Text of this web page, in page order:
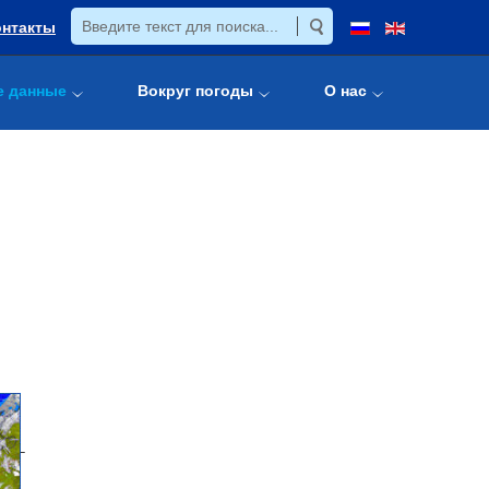
данные Вокруг погоды О нас